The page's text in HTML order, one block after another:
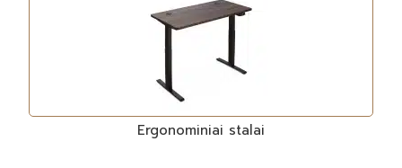
Ergonominiai stalai